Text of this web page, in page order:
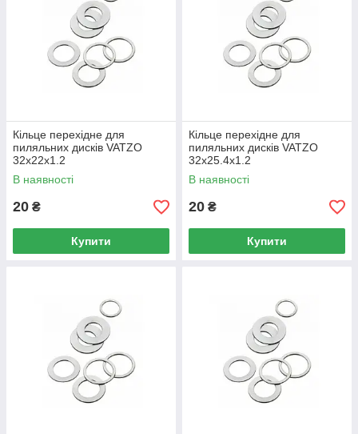
Кільце перехідне для
пиляльних дисків VATZO
32x22x1.2
В наявності
20 ₴
Купити
Кільце перехідне для
пиляльних дисків VATZO
32x25.4x1.2
В наявності
20 ₴
Купити